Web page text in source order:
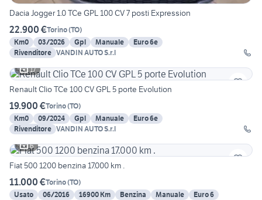
Dacia Jogger 1.0 TCe GPL 100 CV 7 posti Expression
22.900 €Torino(TO)
Km0
03/2026 Gpl Manuale
Euro 6e
Rivenditore VANDIN AUTO S.r.l
17
Renault Clio TCe 100 CV GPL 5 porte Evolution
19.900 €Torino(TO)
Km0
09/2024 Gpl Manuale
Euro 6e
Rivenditore VANDIN AUTO S.r.l
6
Fiat 500 1200 benzina 17.000 km .
11.000 €Torino(TO)
Usato
06/2016 16900 Km Benzina Manuale Euro 6